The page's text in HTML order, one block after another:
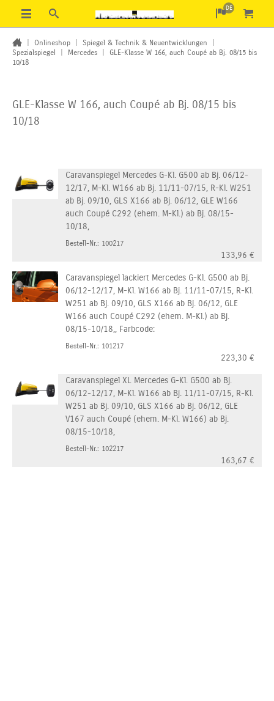
DE
Onlineshop Spiegel & Technik & Neuentwicklungen
Spezialspiegel
Mercedes
GLE-Klasse W 166, auch Coupé ab Bj. 08/15 bis
10/18
GLE-Klasse W 166, auch Coupé ab Bj. 08/15 bis
10/18
Caravanspiegel Mercedes G-Kl. G500 ab Bj. 06/12-
12/17, M-Kl. W166 ab Bj. 11/11-07/15, R-Kl. W251
ab Bj. 09/10, GLS X166 ab Bj. 06/12, GLE W166
auch Coupé C292 (ehem. M-Kl.) ab Bj. 08/15-
10/18,
Bestell-Nr.: 100217
133,96 €
Caravanspiegel lackiert Mercedes G-Kl. G500 ab Bj.
06/12-12/17, M-Kl. W166 ab Bj. 11/11-07/15, R-Kl.
W251 ab Bj. 09/10, GLS X166 ab Bj. 06/12, GLE
W166 auch Coupé C292 (ehem. M-Kl.) ab Bj.
08/15-10/18,, Farbcode:
Bestell-Nr.: 101217
223,30 €
Caravanspiegel XL Mercedes G-Kl. G500 ab Bj.
06/12-12/17, M-Kl. W166 ab Bj. 11/11-07/15, R-Kl.
W251 ab Bj. 09/10, GLS X166 ab Bj. 06/12, GLE
V167 auch Coupé (ehem. M-Kl. W166) ab Bj.
08/15-10/18,
Bestell-Nr.: 102217
163,67 €